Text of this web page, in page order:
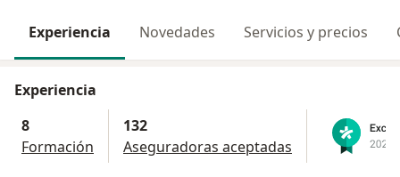
Experiencia Novedades Servicios y precios
Experiencia
8
Formación
132
Aseguradoras aceptadas